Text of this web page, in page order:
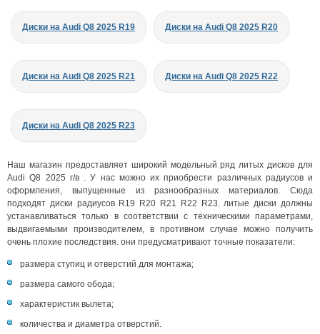
Диски на Audi Q8 2025 R19 Диски на Audi Q8 2025 R20
Диски на Audi Q8 2025 R21 Диски на Audi Q8 2025 R22
Диски на Audi Q8 2025 R23
Наш магазин предоставляет широкий модельный ряд литых дисков для
Audi Q8 2025 г/в . У нас можно их приобрести различных радиусов и
оформления, выпущенные из разнообразных материалов. Сюда
подходят диски радиусов R19 R20 R21 R22 R23. литые диски должны
устанавливаться только в соответствии с техническими параметрами,
выдвигаемыми производителем, в противном случае можно получить
очень плохие последствия. они предусматривают точные показатели:
размера ступиц и отверстий для монтажа;
размера самого обода;
характеристик вылета;
количества и диаметра отверстий.